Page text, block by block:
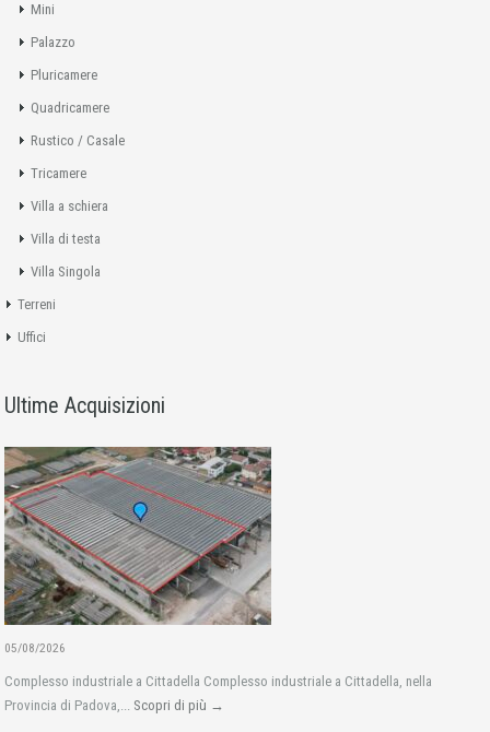
Mini
Palazzo
Pluricamere
Quadricamere
Rustico / Casale
Tricamere
Villa a schiera
Villa di testa
Villa Singola
Terreni
Uffici
Ultime Acquisizioni
05/08/2026
Complesso industriale a Cittadella Complesso industriale a Cittadella, nella
Provincia di Padova,... Scopri di più →